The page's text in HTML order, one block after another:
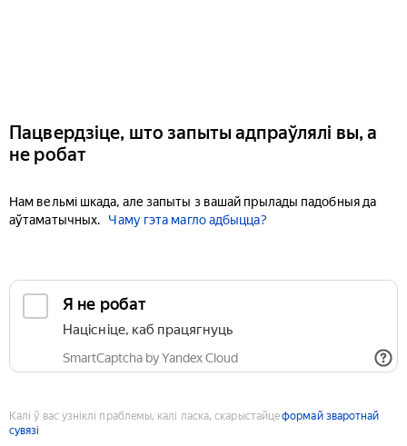
Пацвердзіце, што запыты адпраўлялі вы, а
не робат
Нам вельмі шкада, але запыты з вашай прылады падобныя да
аўтаматычных.
Чаму гэта магло адбыцца?
Я не робат
Націсніце, каб працягнуць
SmartCaptcha by Yandex Cloud
Калі ў вас узніклі праблемы, калі ласка, скарыстайцеформай зваротнай
сувязі